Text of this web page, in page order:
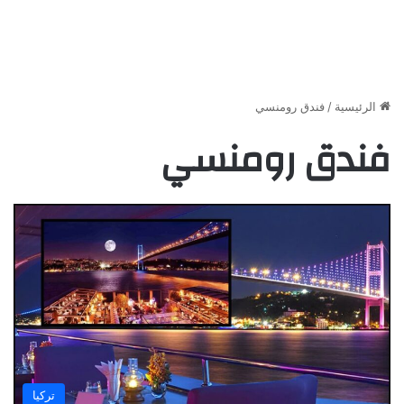
الرئيسية / فندق رومنسي
فندق رومنسي
تركيا